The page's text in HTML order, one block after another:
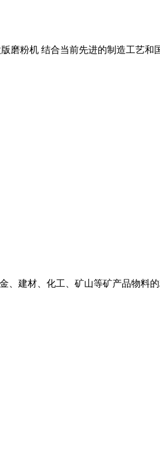
磨粉机 结合当前先进的制造工艺
、建材、化工、矿山等矿产品物料